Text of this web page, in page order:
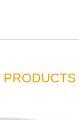
PRODUCTS